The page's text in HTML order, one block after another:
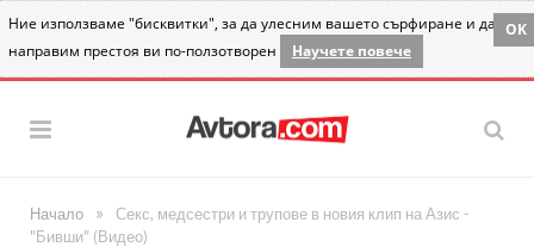
Ние използваме "бисквитки", за да улесним вашето сърфиране и да
направим престоя ви по-ползотворен
Научете повече
OK
Начало »
Секс, медсестри и трупове в новия клип на Азис -
"Бивши" (Видео)